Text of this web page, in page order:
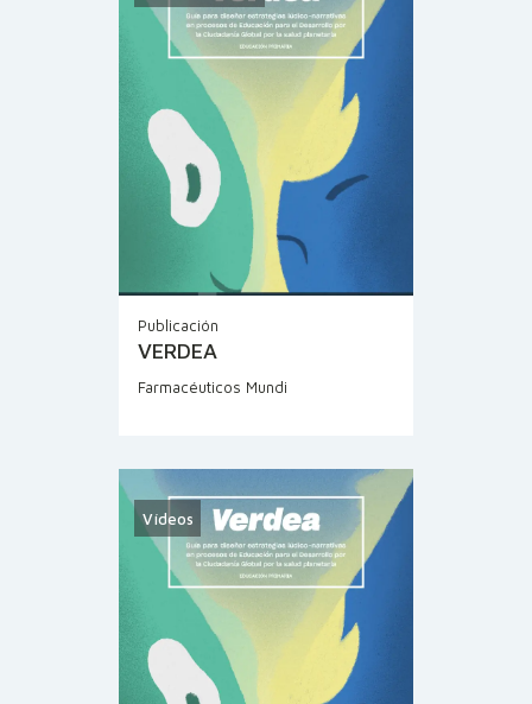
Publicación
VERDEA
Farmacéuticos Mundi
Vídeos